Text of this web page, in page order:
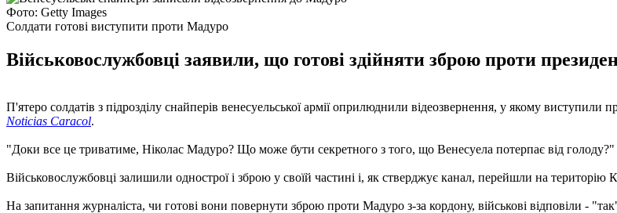
Фото: Getty Images
Солдати готові виступити проти Мадуро
Військовослужбовці заявили, що готові здійняти зброю проти
П'ятеро солдатів з підрозділу снайперів венесуельської армії оприлюднили відеозвернення, у якому
Noticias Caracol.
"Доки все це триватиме, Ніколас Мадуро? Що може бути секретного з того, що Венесуела потерпає від голоду?"
Військовослужбовці залишили однострої і зброю у своїй частині і, як стверджує канал, перейшли на територію
На запитання журналіста, чи готові вони повернути зброю проти Мадуро з-за кордону, військові відповіли -